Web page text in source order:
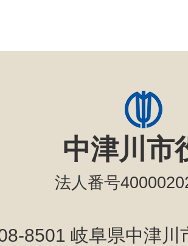
中津川市
法人番号
8501 岐阜県中津